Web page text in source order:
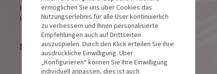
H4 Hotel Mönchengladbach im Borussia-Park
Hennes Weisweiler Allee 1,41179 Mönchengladbach
Die Veranstaltung ist beendet.
ermöglichen Sie uns über Cookies das
Nutzungserlebnis für alle User kontinuierlich
zu verbessern und Ihnen personalisierte
Empfehlungen auch auf Drittseiten
auszuspielen. Durch den Klick erteilen Sie ihre
ausdrückliche Einwilligung. Über
„Konfigurieren“ können Sie Ihre Einwilligung
individuell anpassen, dies ist auch